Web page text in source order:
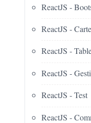
ReactJS -
ReactJS - Carte
ReactJS -
ReactJS -
ReactJS - Test
ReactJS -